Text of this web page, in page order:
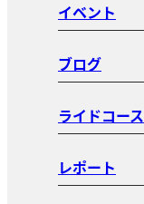
イベント
ブログ
ライドコース
レポート